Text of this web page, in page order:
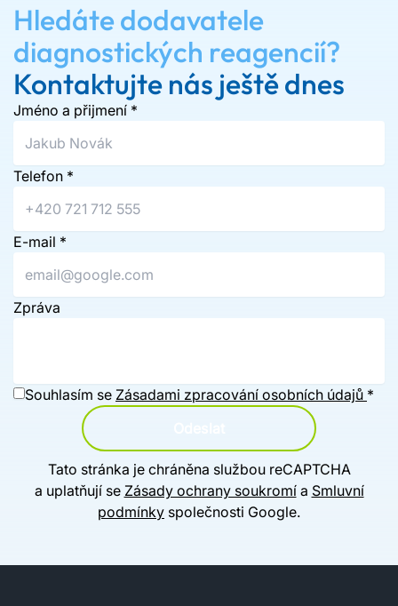
Hledáte dodavatele
diagnostických reagencií?
Kontaktujte nás ještě dnes
Jméno a přijmení *
Telefon *
E-mail *
Zpráva
Souhlasím se Zásadami zpracování osobních údajů *
Tato stránka je chráněna službou reCAPTCHA
a uplatňují se Zásady ochrany soukromía Smluvní
podmínky společnosti Google.